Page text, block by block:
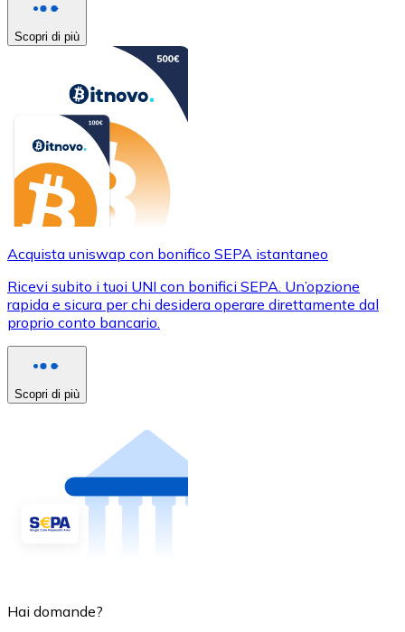
Scopri di più
Acquista uniswap con bonifico SEPA istantaneo
Ricevi subito i tuoi UNI con bonifici SEPA. Un’opzione
rapida e sicura per chi desidera operare direttamente dal
proprio conto bancario.
Scopri di più
Hai domande?